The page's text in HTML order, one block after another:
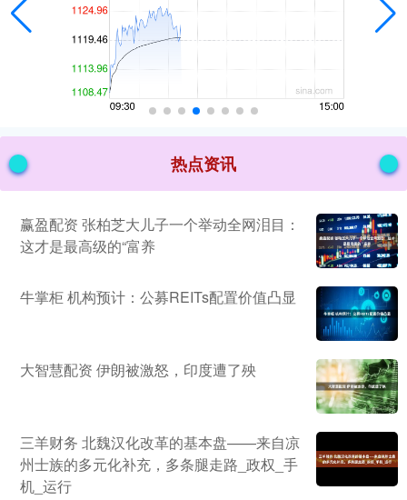
热点资讯
赢盈配资 张柏芝大儿子一个举动全网泪目：
这才是最高级的“富养
牛掌柜 机构预计：公募REITs配置价值凸显
大智慧配资 伊朗被激怒，印度遭了殃
三羊财务 北魏汉化改革的基本盘——来自凉
州士族的多元化补充，多条腿走路_政权_手
机_运行